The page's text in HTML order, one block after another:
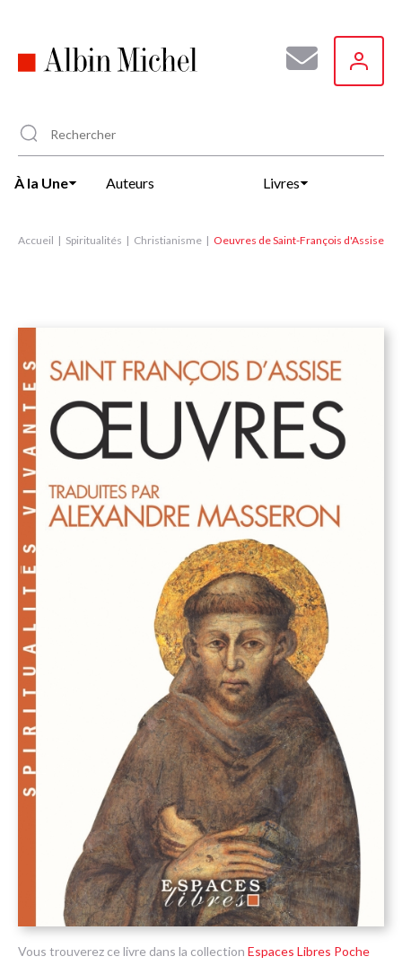
principal
À la Une Auteurs Livres
Accueil Spiritualités Christianisme Oeuvres de Saint-François d'Assise
Vous trouverez ce livre dans la collection Espaces Libres Poche